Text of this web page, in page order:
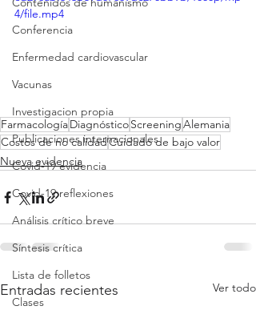
Conferencia
Enfermedad cardiovascular
Vacunas
Investigacion propia
Publicaciones internacionales
Covid-19 evidencia
Covid-19 reflexiones
Análisis crítico breve
Síntesis crítica
Lista de folletos
Clases
4/file.mp4
FarmacologíaDiagnósticoScreeningAlemania
Costos de no calidadCuidado de bajo valor
Nueva evidencia
Entradas recientes Ver todo